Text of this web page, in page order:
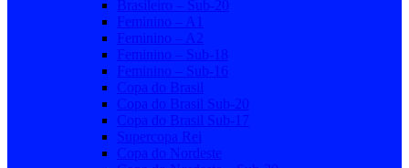
Brasileiro – Sub-20
Feminino – A1
Feminino – A2
Feminino – Sub-18
Feminino – Sub-16
Copa do Brasil
Copa do Brasil Sub-20
Copa do Brasil Sub-17
Supercopa Rei
Copa do Nordeste